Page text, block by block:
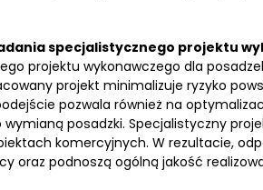
specjalistycznego projektu
projektu wykonawczego dla
projekt minimalizuje ryzyko
pozwala również na
wymianą posadzki. Specjalistyczny
komercyjnych. W rezultacie,
oraz podnoszą ogólną jakość